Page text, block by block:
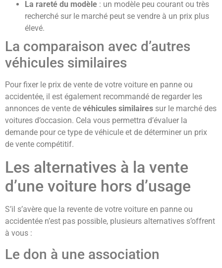
La rareté du modèle : un modèle peu courant ou très
recherché sur le marché peut se vendre à un prix plus
élevé.
La comparaison avec d’autres
véhicules similaires
Pour fixer le prix de vente de votre voiture en panne ou
accidentée, il est également recommandé de regarder les
annonces de vente de véhicules similaires sur le marché des
voitures d’occasion. Cela vous permettra d’évaluer la
demande pour ce type de véhicule et de déterminer un prix
de vente compétitif.
Les alternatives à la vente
d’une voiture hors d’usage
S’il s’avère que la revente de votre voiture en panne ou
accidentée n’est pas possible, plusieurs alternatives s’offrent
à vous :
Le don à une association